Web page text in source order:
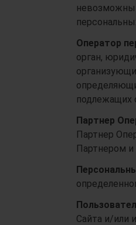
Оператор
орган,
подлежащих
Партнер
Партнер
Партнером
Сайта и/или